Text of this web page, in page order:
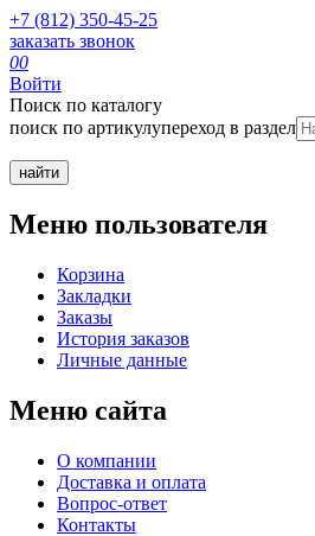
+7 (812) 350-45-25
заказать звонок
00
Войти
Поиск по каталогу
поиск по артикулупереход в раздел
Меню пользователя
Корзина
Закладки
Заказы
История заказов
Личные данные
Меню сайта
О компании
Доставка и оплата
Вопрос-ответ
Контакты